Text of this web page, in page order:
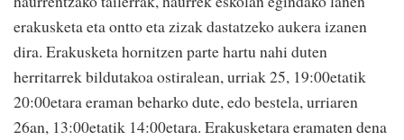
erakusketa eta ontto eta zizak dastatzeko aukera izanen
dira. Erakusketa hornitzen parte hartu nahi duten
herritarrek bildutakoa ostiralean, urriak 25, 19:00etatik
20:00etara eraman beharko dute, edo bestela, urriaren
26an, 13:00etatik 14:00etara. Erakusketara eramaten dena